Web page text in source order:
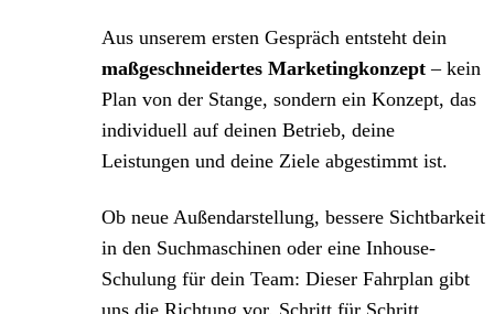
Aus unserem ersten Gespräch entsteht dein
maßgeschneidertes Marketingkonzept – kein
Plan von der Stange, sondern ein Konzept, das
individuell auf deinen Betrieb, deine
Leistungen und deine Ziele abgestimmt ist.
Ob neue Außendarstellung, bessere Sichtbarkeit
in den Suchmaschinen oder eine Inhouse-
Schulung für dein Team: Dieser Fahrplan gibt
uns die Richtung vor. Schritt für Schritt